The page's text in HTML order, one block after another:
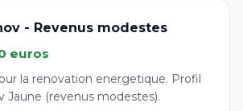
- Revenus modestes
euros
la renovation energetique. Profil
Jaune (revenus modestes).